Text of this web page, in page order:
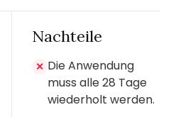
Nachteile
✕ Die Anwendung
muss alle 28 Tage
wiederholt werden.